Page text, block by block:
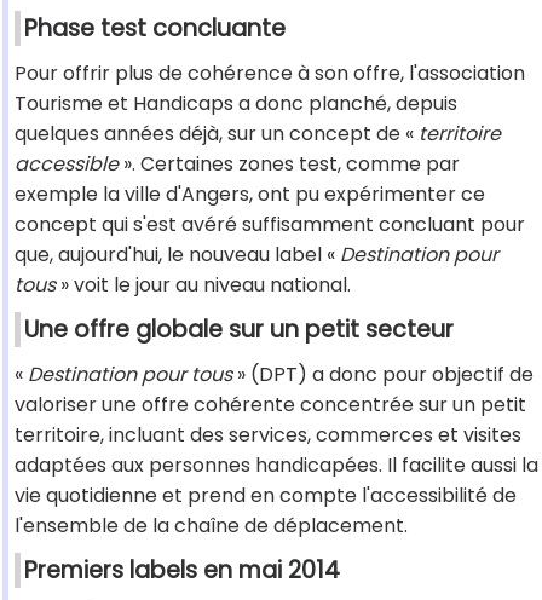
Phase test concluante
Pour offrir plus de cohérence à son offre, l'association
Tourisme et Handicaps a donc planché, depuis
quelques années déjà, sur un concept de « territoire
accessible». Certaines zones test, comme par
exemple la ville d'Angers, ont pu expérimenter ce
concept qui s'est avéré suffisamment concluant pour
que, aujourd'hui, le nouveau label « Destination pour
tous» voit le jour au niveau national.
Une offre globale sur un petit secteur
« Destination pour tous» (DPT) a donc pour objectif de
valoriser une offre cohérente concentrée sur un petit
territoire, incluant des services, commerces et visites
adaptées aux personnes handicapées. Il facilite aussi la
vie quotidienne et prend en compte l'accessibilité de
l'ensemble de la chaîne de déplacement.
Premiers labels en mai 2014